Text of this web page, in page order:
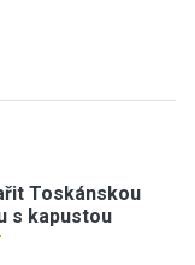
Toskánskou
s kapustou